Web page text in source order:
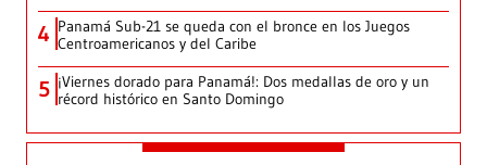
4 Panamá Sub-21 se queda con el bronce en los Juegos
Centroamericanos y del Caribe
5 ¡Viernes dorado para Panamá!: Dos medallas de oro y un
récord histórico en Santo Domingo